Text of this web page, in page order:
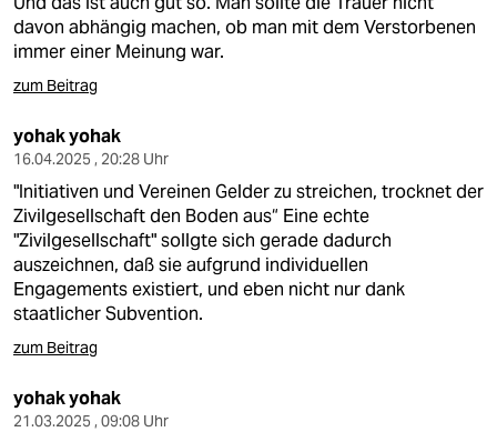
davon abhängig machen, ob man mit dem Verstorbenen
immer einer Meinung war.
zum Beitrag
yohak yohak
16.04.2025 , 20:28 Uhr
"Initiativen und Vereinen Gelder zu streichen, trocknet der
Zivilgesellschaft den Boden aus“ Eine echte
"Zivilgesellschaft" sollgte sich gerade dadurch
auszeichnen, daß sie aufgrund individuellen
Engagements existiert, und eben nicht nur dank
staatlicher Subvention.
zum Beitrag
yohak yohak
21.03.2025 , 09:08 Uhr